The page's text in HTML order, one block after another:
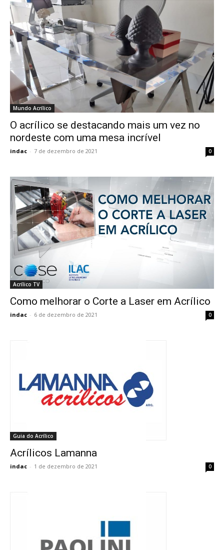
Mundo Acrílico
O acrílico se destacando mais um vez no
nordeste com uma mesa incrível
indac - 7 de dezembro de 2021 0
Acrílico TV
Como melhorar o Corte a Laser em Acrílico
indac - 6 de dezembro de 2021 0
Guia do Acrílico
Acrílicos Lamanna
indac - 1 de dezembro de 2021 0